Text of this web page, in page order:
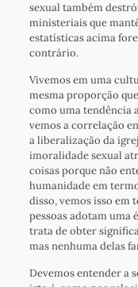
sexual também
ministeriais que
estatísticas acima
contrário.
Vivemos em uma
mesma proporção
como uma tendência
vemos a correlação
a liberalização da
imoralidade sexual
coisas porque não
humanidade em
disso, vemos isso em
pessoas adotam uma
trata de obter
mas nenhuma delas
Devemos entender a